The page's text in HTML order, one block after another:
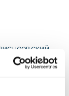
World
в отеле